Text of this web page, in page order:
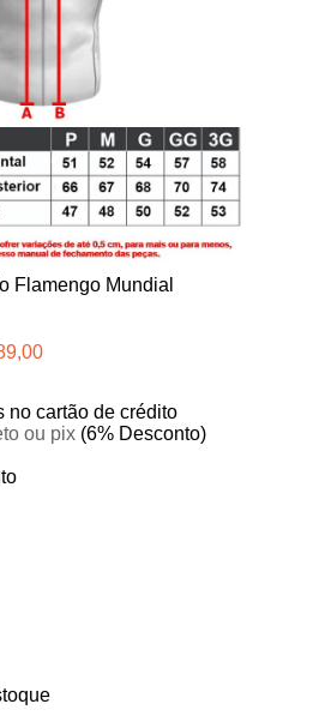
Flamengo Mundial
no cartão de crédito
ou pix (6% Desconto)